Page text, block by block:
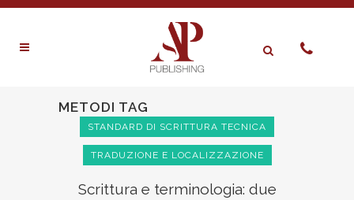
METODI TAG
STANDARD DI SCRITTURA TECNICA
TRADUZIONE E LOCALIZZAZIONE
Scrittura e terminologia: due